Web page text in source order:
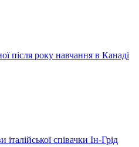
після року навчання в Канаді
італійської співачки Ін-Грід